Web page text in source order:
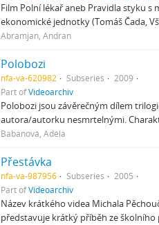
Film Polní lékař aneb Pravidla styku
ekonomické jednotky (Tomáš Čada,
Abramjan, Andran
Polobozi
nfa-va-620982 Subseries
2009
Part ofVideoarchiv
Polobozi jsou závěrečným dílem
autora/autorku nesmrtelnými.
Babanová, Adéla
Přestávka
nfa-va-987956 Subseries
2005
Part ofVideoarchiv
Název krátkého videa Michala
představuje krátký příběh ze